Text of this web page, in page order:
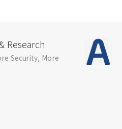
Research
Security, More